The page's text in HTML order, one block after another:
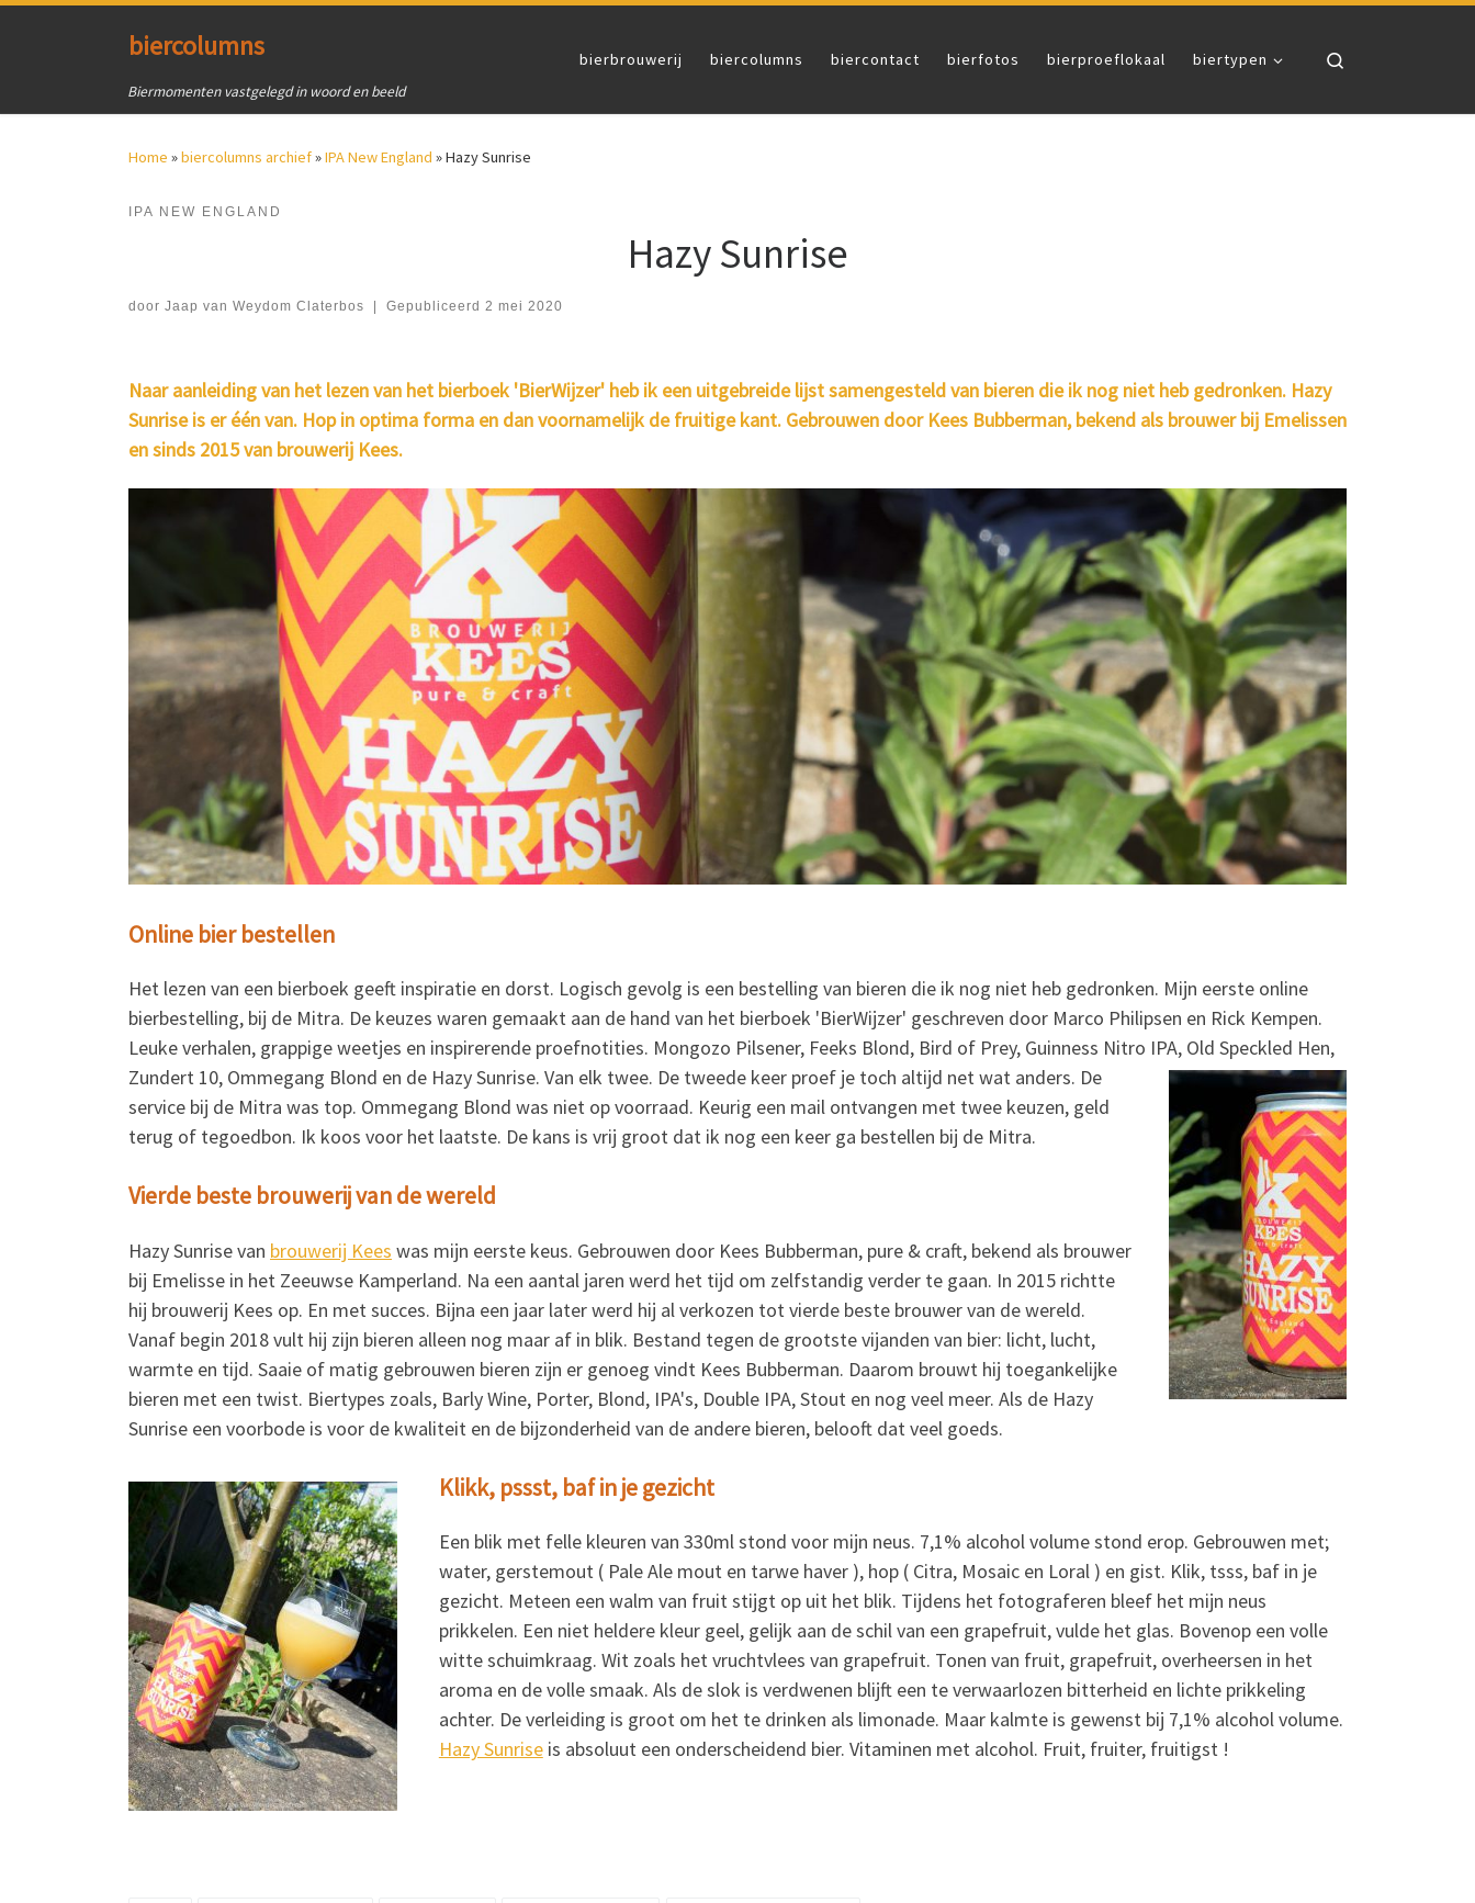
biercolumns
Biermomenten vastgelegd in woord en beeld
bierbrouwerij biercolumns biercontact bierfotos bierproeflokaal biertypen
Home »biercolumns archief»IPA New England »Hazy Sunrise
IPA NEW ENGLAND
Hazy Sunrise
door Jaap van Weydom Claterbos Gepubliceerd 2 mei 2020
Naar aanleiding van het lezen van het bierboek 'BierWijzer' heb ik een uitgebreide lijst samengesteld van bieren die ik nog niet heb gedronken. Hazy
Sunrise is er één van. Hop in optima forma en dan voornamelijk de fruitige kant. Gebrouwen door Kees Bubberman, bekend als brouwer bij Emelissen
en sinds 2015 van brouwerij Kees.
Online bier bestellen
Het lezen van een bierboek geeft inspiratie en dorst. Logisch gevolg is een bestelling van bieren die ik nog niet heb gedronken. Mijn eerste online
bierbestelling, bij de Mitra. De keuzes waren gemaakt aan de hand van het bierboek 'BierWijzer' geschreven door Marco Philipsen en Rick Kempen.
Leuke verhalen, grappige weetjes en inspirerende proefnotities. Mongozo Pilsener, Feeks Blond, Bird of Prey, Guinness Nitro IPA, Old Speckled Hen,
Zundert 10, Ommegang Blond en de Hazy Sunrise. Van elk twee. De tweede keer proef je toch altijd net wat anders. De
service bij de Mitra was top. Ommegang Blond was niet op voorraad. Keurig een mail ontvangen met twee keuzen, geld
terug of tegoedbon. Ik koos voor het laatste. De kans is vrij groot dat ik nog een keer ga bestellen bij de Mitra.
Vierde beste brouwerij van de wereld
Hazy Sunrise van brouwerij Kees was mijn eerste keus. Gebrouwen door Kees Bubberman, pure & craft, bekend als brouwer
bij Emelisse in het Zeeuwse Kamperland. Na een aantal jaren werd het tijd om zelfstandig verder te gaan. In 2015 richtte
hij brouwerij Kees op. En met succes. Bijna een jaar later werd hij al verkozen tot vierde beste brouwer van de wereld.
Vanaf begin 2018 vult hij zijn bieren alleen nog maar af in blik. Bestand tegen de grootste vijanden van bier: licht, lucht,
warmte en tijd. Saaie of matig gebrouwen bieren zijn er genoeg vindt Kees Bubberman. Daarom brouwt hij toegankelijke
bieren met een twist. Biertypes zoals, Barly Wine, Porter, Blond, IPA's, Double IPA, Stout en nog veel meer. Als de Hazy
Sunrise een voorbode is voor de kwaliteit en de bijzonderheid van de andere bieren, belooft dat veel goeds.
Klikk, pssst, baf in je gezicht
Een blik met felle kleuren van 330ml stond voor mijn neus. 7,1% alcohol volume stond erop. Gebrouwen met;
water, gerstemout ( Pale Ale mout en tarwe haver ), hop ( Citra, Mosaic en Loral ) en gist. Klik, tsss, baf in je
gezicht. Meteen een walm van fruit stijgt op uit het blik. Tijdens het fotograferen bleef het mijn neus
prikkelen. Een niet heldere kleur geel, gelijk aan de schil van een grapefruit, vulde het glas. Bovenop een volle
witte schuimkraag. Wit zoals het vruchtvlees van grapefruit. Tonen van fruit, grapefruit, overheersen in het
aroma en de volle smaak. Als de slok is verdwenen blijft een te verwaarlozen bitterheid en lichte prikkeling
achter. De verleiding is groot om het te drinken als limonade. Maar kalmte is gewenst bij 7,1% alcohol volume.
Hazy Sunriseis absoluut een onderscheidend bier. Vitaminen met alcohol. Fruit, fruiter, fruitigst !